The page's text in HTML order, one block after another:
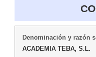
ACADEMIA TEBA, S.L.